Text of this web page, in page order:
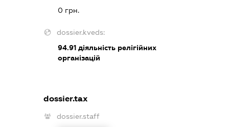
0 грн.
dossier.kveds:
94.91 діяльність релігійних
організацій
dossier.tax
dossier.staff